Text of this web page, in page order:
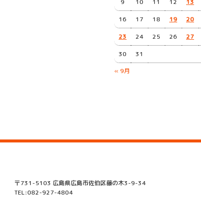
« 9月
9 10 11 12 13
16 17 18 19 20
23 24 25 26 27
30 31
〒731-5103 広島県広島市佐伯区藤の木3-9-34
TEL:082-927-4804